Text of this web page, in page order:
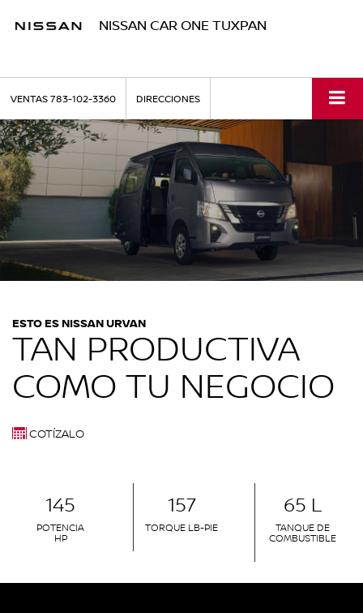
NISSAN CAR ONE TUXPAN
VENTAS783-102-3360 DIRECCIONES
ESTO ES NISSAN URVAN
TAN PRODUCTIVA
COMO TU NEGOCIO
COTÍZALO
145
POTENCIA
HP
157
TORQUE LB-PIE
65 L
TANQUE DE
COMBUSTIBLE